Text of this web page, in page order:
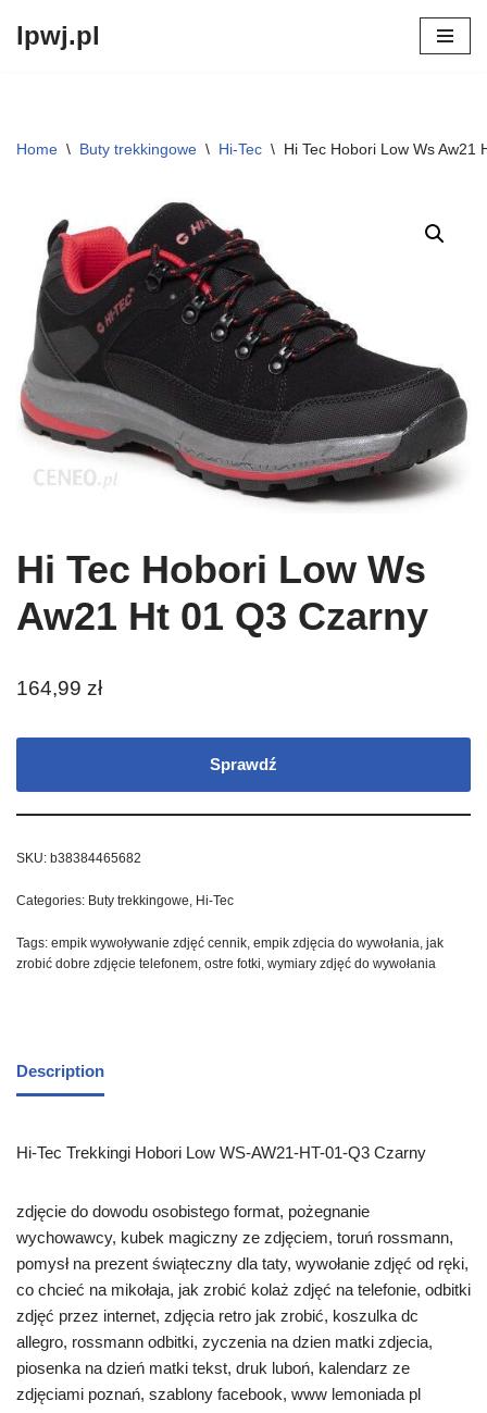
lpwj.pl
Home \ Buty trekkingowe \ Hi-Tec \ Hi Tec Hobori Low Ws Aw21
Hi Tec Hobori Low Ws
Aw21 Ht 01 Q3 Czarny
164,99 zł
Sprawdź
SKU: b38384465682
Categories: Buty trekkingowe Hi-Tec
Tags: empik wywoływanie zdjęć cennik empik zdjęcia do wywołania jak
zrobić dobre zdjęcie telefonem ostre fotki wymiary zdjęć do wywołania
Description
Hi-Tec Trekkingi Hobori Low WS-AW21-HT-01-Q3 Czarny
zdjęcie do dowodu osobistego format, pożegnanie
wychowawcy, kubek magiczny ze zdjęciem, toruń rossmann,
pomysł na prezent świąteczny dla taty, wywołanie zdjęć od ręki,
co chcieć na mikołaja, jak zrobić kolaż zdjęć na telefonie, odbitki
zdjęć przez internet, zdjęcia retro jak zrobić, koszulka dc
allegro, rossmann odbitki, zyczenia na dzien matki zdjecia,
piosenka na dzień matki tekst, druk luboń, kalendarz ze
zdjęciami poznań, szablony facebook, www lemoniada pl